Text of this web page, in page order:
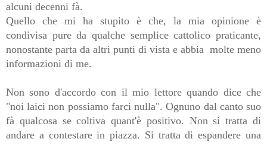
alcuni decenni fà.
Quello che mi ha stupito è che, la mia opinione è
condivisa pure da qualche semplice cattolico praticante,
nonostante parta da altri punti di vista e abbia molte meno
informazioni di me.
Non sono d'accordo con il mio lettore quando dice che
"noi laici non possiamo farci nulla". Ognuno dal canto suo
fà qualcosa se coltiva quant'è positivo. Non si tratta di
andare a contestare in piazza. Si tratta di espandere una